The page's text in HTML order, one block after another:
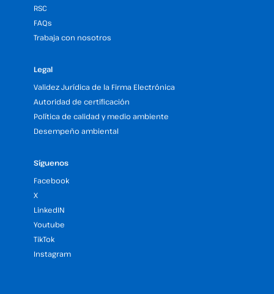
RSC
FAQs
Trabaja con nosotros
Legal
Validez Jurídica de la Firma Electrónica
Autoridad de certificación
Política de calidad y medio ambiente
Desempeño ambiental
Síguenos
Facebook
X
LinkedIN
Youtube
TikTok
Instagram